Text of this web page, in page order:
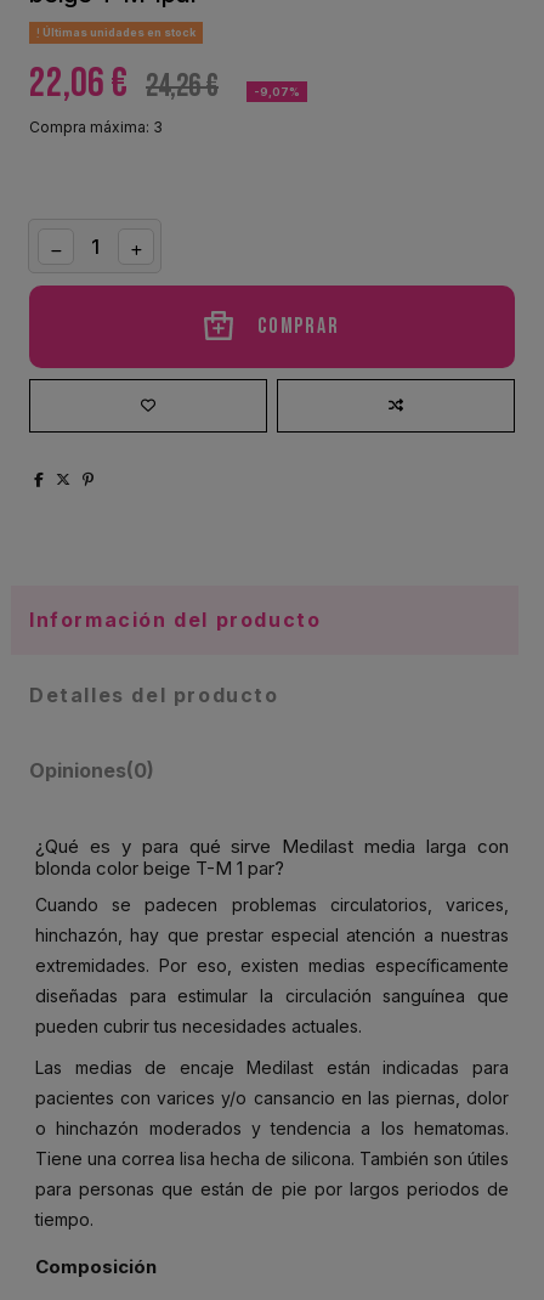
Últimas unidades en stock
22,06 € 24,26 € -9,07%
Compra máxima: 3
Comprar
Información del producto
Detalles del producto
Opiniones(0)
¿Qué es y para qué sirve Medilast media larga con
blonda color beige T-M 1 par?
Cuando se padecen problemas circulatorios, varices,
hinchazón, hay que prestar especial atención a nuestras
extremidades. Por eso, existen medias específicamente
diseñadas para estimular la circulación sanguínea que
pueden cubrir tus necesidades actuales.
Las medias de encaje Medilast están indicadas para
pacientes con varices y/o cansancio en las piernas, dolor
o hinchazón moderados y tendencia a los hematomas.
Tiene una correa lisa hecha de silicona. También son útiles
para personas que están de pie por largos periodos de
tiempo.
Composición